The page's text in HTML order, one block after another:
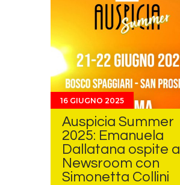
16 GIUGNO 2025
Auspicia Summer
2025: Emanuela
Dallatana ospite a
Newsroom con
Simonetta Collini